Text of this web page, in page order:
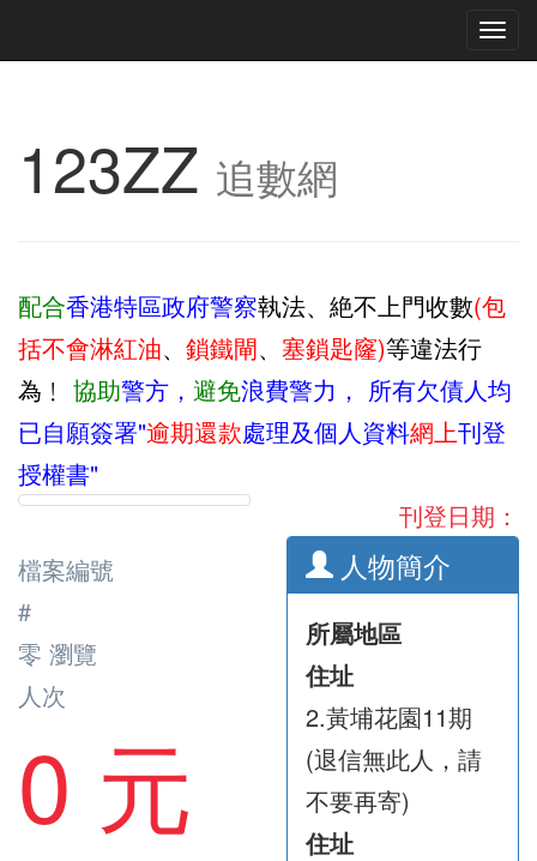
123ZZ 追數網
配合香港特區政府警察執法、絶不上門收數(包
括不會淋紅油、 鎖鐵閘、 塞鎖匙窿)等違法行
為﹗ 協助警方， 避免浪費警力， 所有欠債人均
已自願簽署"逾期還款處理及個人資料網上刊登
授權書"
檔案編號
#
零 瀏覽
人次
0 元
刊登日期：
人物簡介
所屬地區
住址
2.黃埔花園11期
(退信無此人，請
不要再寄)
住址